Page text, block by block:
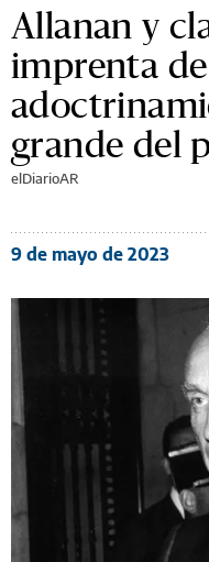
Allanan y
imprenta
grande del
elDiarioAR
9 de mayo de 2023